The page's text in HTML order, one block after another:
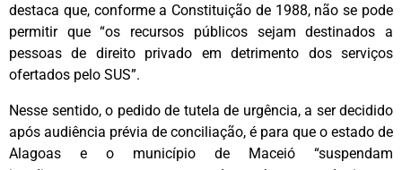
destaca que, conforme a Constituição de 1988, não se pode
permitir que “os recursos públicos sejam destinados a
pessoas de direito privado em detrimento dos serviços
ofertados pelo SUS”.
Nesse sentido, o pedido de tutela de urgência, a ser decidido
após audiência prévia de conciliação, é para que o estado de
Alagoas e o município de Maceió “suspendam